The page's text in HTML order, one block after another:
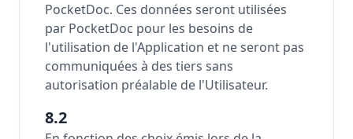
PocketDoc. Ces données seront utilisées
par PocketDoc pour les besoins de
l'utilisation de l'Application et ne seront pas
communiquées à des tiers sans
autorisation préalable de l'Utilisateur.
8.2